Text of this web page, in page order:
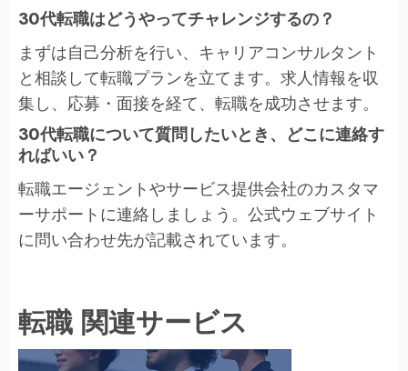
30代転職はどうやってチャレンジするの？
まずは自己分析を行い、キャリアコンサルタント
と相談して転職プランを立てます。求人情報を収
集し、応募・面接を経て、転職を成功させます。
30代転職について質問したいとき、どこに連絡す
ればいい？
転職エージェントやサービス提供会社のカスタマ
ーサポートに連絡しましょう。公式ウェブサイト
に問い合わせ先が記載されています。
転職 関連サービス